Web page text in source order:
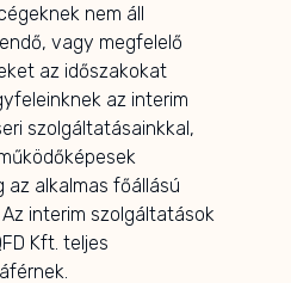
nem áll
vagy megfelelő
az időszakokat
az interim
szolgáltatásainkkal,
az alkalmas főállású
interim szolgáltatások
Kft. teljes